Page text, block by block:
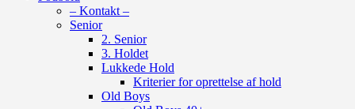
– Kontakt –
Senior
2. Senior
3. Holdet
Lukkede Hold
Kriterier for oprettelse af hold
Old Boys